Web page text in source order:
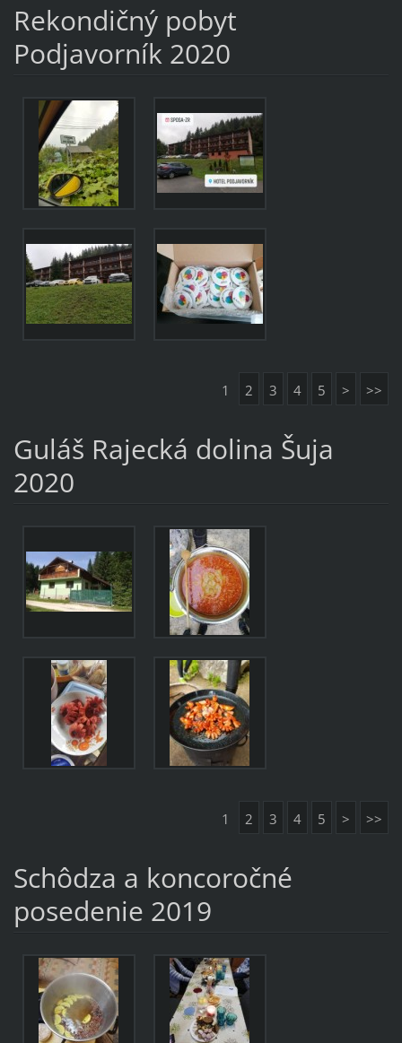
Rekondičný pobyt
Podjavorník 2020
1 2 3 4 5 > >>
Guláš Rajecká dolina Šuja
2020
1 2 3 4 5 > >>
Schôdza a koncoročné
posedenie 2019